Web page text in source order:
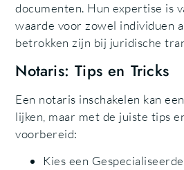
documenten. Hun expertise is
waarde voor zowel individuen
betrokken zijn bij juridische
Notaris: Tips en Tricks
Een notaris inschakelen kan
lijken, maar met de juiste tips
voorbereid:
Kies een